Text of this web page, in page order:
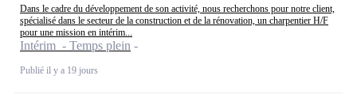
Dans le cadre du développement de son activité, nous recherchons pour notre client,
spécialisé dans le secteur de la construction et de la rénovation, un charpentier H/F
pour une mission en intérim...
Intérim - Temps plein
Publié il y a 19 jours